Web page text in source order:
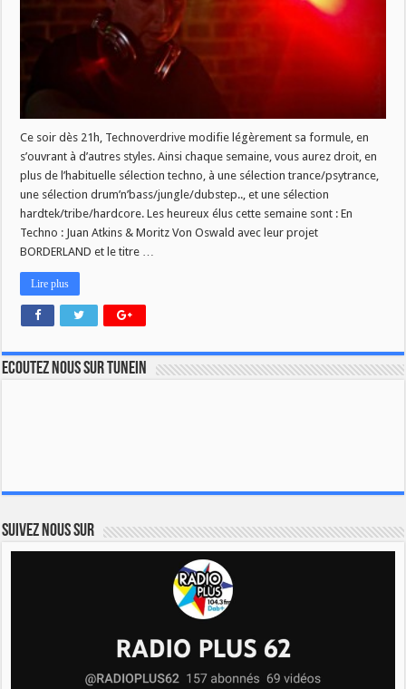
Ce soir dès 21h, Technoverdrive modifie légèrement sa formule, en
s’ouvrant à d’autres styles. Ainsi chaque semaine, vous aurez droit, en
plus de l’habituelle sélection techno, à une sélection trance/psytrance,
une sélection drum’n’bass/jungle/dubstep.., et une sélection
hardtek/tribe/hardcore. Les heureux élus cette semaine sont : En
Techno : Juan Atkins & Moritz Von Oswald avec leur projet
BORDERLAND et le titre …
Lire plus
Ecoutez nous sur TuneIn
Suivez nous sur